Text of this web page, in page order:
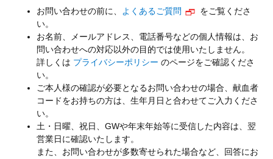
お問い合わせの前に、 よくあるご質問
をご覧くださ
い。
お名前、メールアドレス、電話番号などの個人情報は、お
問い合わせへの対応以外の目的では使用いたしません。
詳しくは プライバシーポリシー のページをご確認くださ
い。
ご本人様の確認が必要となるお問い合わせの場合、献血者
コードをお持ちの方は、生年月日と合わせてご入力くださ
い。
土・日曜、祝日、GWや年末年始等に受信した内容は、翌
営業日に確認いたします。
また、お問い合わせが多数寄せられた場合など、回答にお